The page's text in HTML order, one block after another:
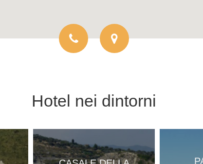
Hotel nei dintorni